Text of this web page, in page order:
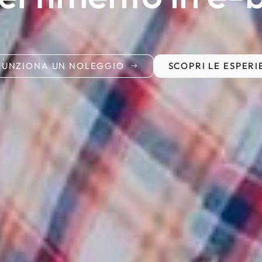
UN NOLEGGIO SCOPRI LE